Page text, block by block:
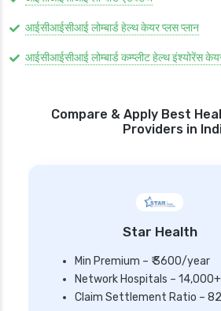
आईसीआईसीआई लोम्बार्ड हेल्थ केयर प्लस प्लान
आईसीआईसीआई लोम्बार्ड कम्प्लीट हेल्थ इंश्योरेंस
Compare & Apply Best
Providers in
Star Health
Min Premium – ₹ 3600/year
Network Hospitals –
Claim Settlement Ratio –